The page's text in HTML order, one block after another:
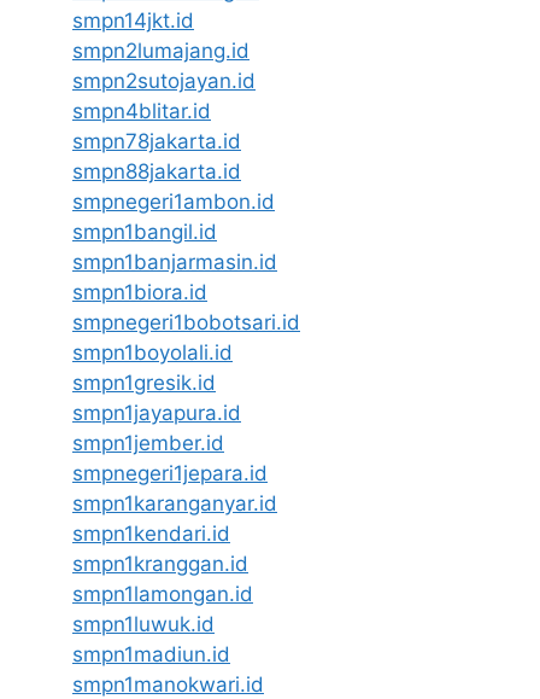
smpn14jkt.id
smpn2lumajang.id
smpn2sutojayan.id
smpn4blitar.id
smpn78jakarta.id
smpn88jakarta.id
smpnegeri1ambon.id
smpn1bangil.id
smpn1banjarmasin.id
smpn1biora.id
smpnegeri1bobotsari.id
smpn1boyolali.id
smpn1gresik.id
smpn1jayapura.id
smpn1jember.id
smpnegeri1jepara.id
smpn1karanganyar.id
smpn1kendari.id
smpn1kranggan.id
smpn1lamongan.id
smpn1luwuk.id
smpn1madiun.id
smpn1manokwari.id